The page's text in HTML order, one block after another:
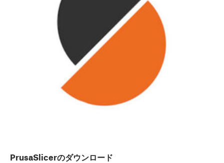
PrusaSlicerのダウンロード